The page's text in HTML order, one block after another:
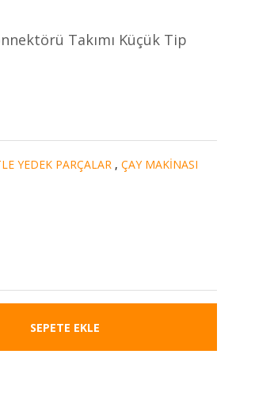
Takımı Küçük Tip
YEDEK PARÇALAR , ÇAY MAKİNASI
SEPETE EKLE